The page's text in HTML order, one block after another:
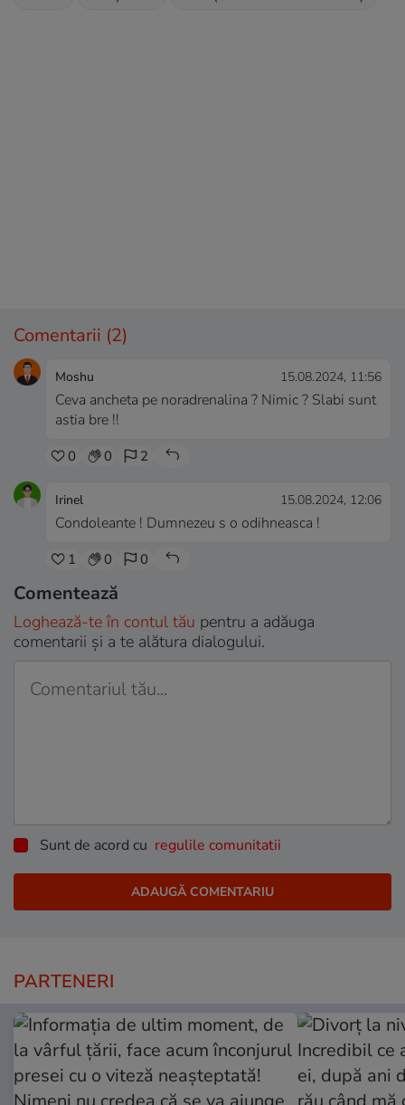
Comentarii (2)
Moshu 15.08.2024, 11:56
Ceva ancheta pe noradrenalina ? Nimic ? Slabi sunt
astia bre !!
0 0 2
Irinel 15.08.2024, 12:06
Condoleante ! Dumnezeu s o odihneasca !
1 0 0
Comentează
Loghează-te în contul tău pentru a adăuga
comentarii și a te alătura dialogului.
Sunt de acord cu regulile comunitatii
PARTENERI